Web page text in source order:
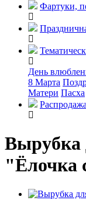
Фартуки,
День
8 Марта
Матери Пасха
Распродажа
Вырубка
"Ёлочка